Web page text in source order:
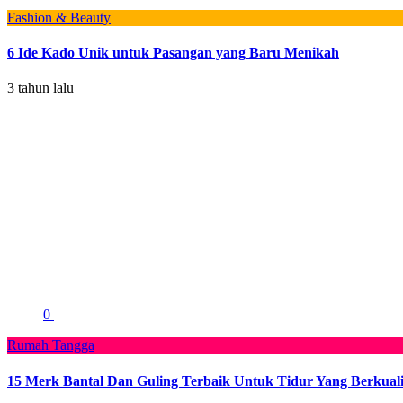
Fashion & Beauty
6 Ide Kado Unik untuk Pasangan yang Baru Menikah
3 tahun lalu
0
Rumah Tangga
15 Merk Bantal Dan Guling Terbaik Untuk Tidur Yang